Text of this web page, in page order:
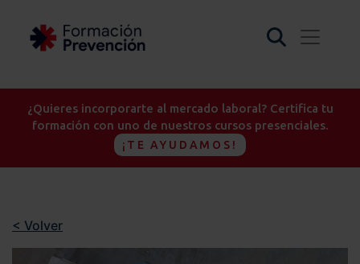
¿Quieres incorporarte al mercado laboral? Certifica tu
formación con uno de nuestros cursos presenciales.
¡TE AYUDAMOS!
< Volver